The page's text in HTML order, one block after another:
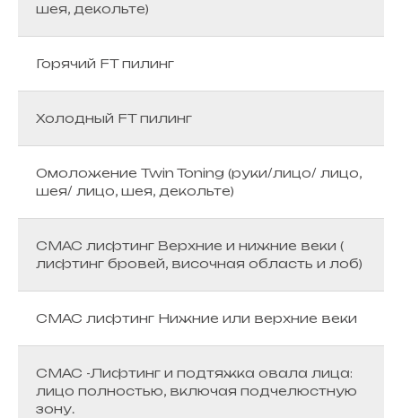
шея, декольте)
Горячий FT пилинг
Холодный FT пилинг
Омоложение Twin Toning (руки/лицо/ лицо,
шея/ лицо, шея, декольте)
СМАС лифтинг Верхние и нижние веки (
лифтинг бровей, височная область и лоб)
СМАС лифтинг Нижние или верхние веки
СМАС -Лифтинг и подтяжка овала лица:
лицо полностью, включая подчелюстную
зону.